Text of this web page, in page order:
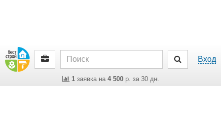
Вход
1заявка на 4 500р. за 30 дн.